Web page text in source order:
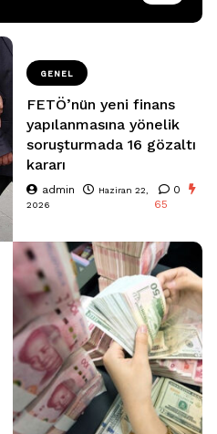
GENEL
FETÖ’nün yeni finans
yapılanmasına yönelik
soruşturmada 16 gözaltı
kararı
admin
Haziran 22,
2026
0
65